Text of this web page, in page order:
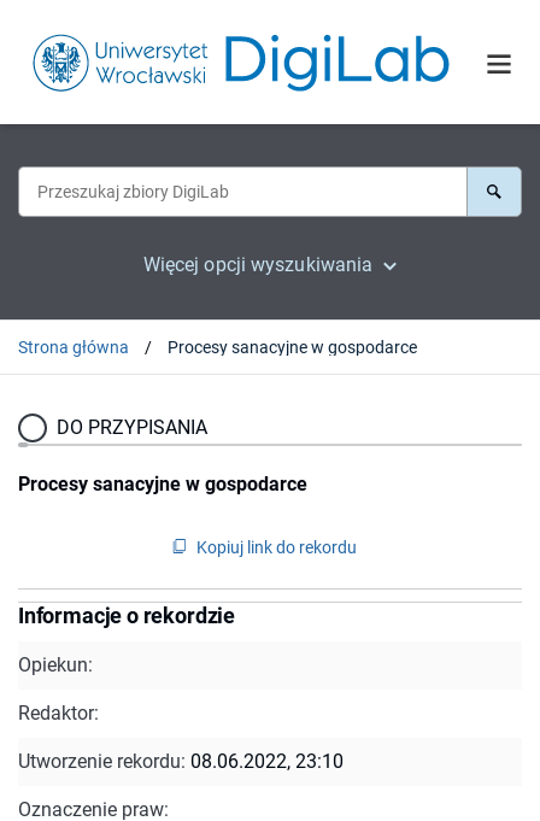
Więcej opcji wyszukiwania
Strona główna Procesy sanacyjne w gospodarce
DO PRZYPISANIA
Procesy sanacyjne w gospodarce
Kopiuj link do rekordu
Informacje o rekordzie
Opiekun:
Redaktor:
Utworzenie rekordu: 08.06.2022, 23:10
Oznaczenie praw: